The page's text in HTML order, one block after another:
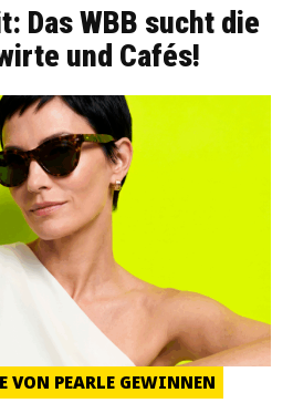
Das WBB sucht die
und Cafés!
VON PEARLE GEWINNEN